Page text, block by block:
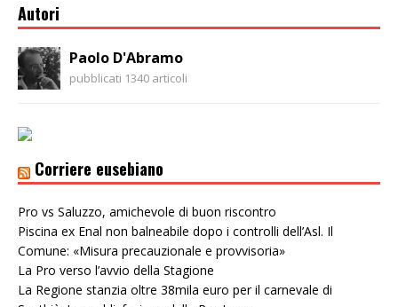
Autori
Paolo D'Abramo
pubblicati 1340 articoli
Corriere eusebiano
Pro vs Saluzzo, amichevole di buon riscontro
Piscina ex Enal non balneabile dopo i controlli dell’Asl. Il
Comune: «Misura precauzionale e provvisoria»
La Pro verso l’avvio della Stagione
La Regione stanzia oltre 38mila euro per il carnevale di